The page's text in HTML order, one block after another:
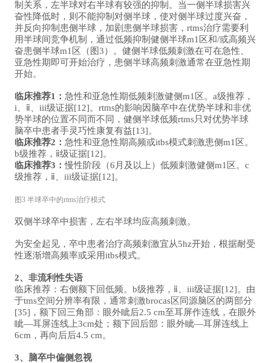
制关系，左半球对右半球有较强的抑制。当一侧半球损害兴
奋性降低时，则不能抑制对侧半球，使对侧半球过度兴奋，
并反向抑制患侧半球，加剧患侧半球损害，rtms治疗需要利
用半球间竞争机制，通过低频抑制健侧半球m1区和/或高频兴
奋患侧半球m1区（图3）。健侧半球低频刺激在可在急性、
亚急性期即可开始治疗，患侧半球高频刺激通常在亚急性期
开始。
临床推荐1： 急性和亚急性期低频刺激健侧m1区。a级推荐，
i、ⅱ、iii级证据[12]。rtms的影响因脑卒中在优势半球和非优
势半球的位置不同而不同，健侧半球低频rtms只对优势半球
脑卒中患者手灵巧性康复有益[13]。
临床推荐2： 急性和亚急性期高频或itbs模式刺激患侧m1区。
b级推荐，ⅱ级证据[12]。
临床推荐3：慢性阶段（6月及以上）低频刺激健侧m1区。c
级推荐，ⅱ、iii级证据[12]。
图3 半球卒中的rtms治疗模式
双侧半球卒中损害，左右半球均应高频刺激。
为安全起见，卒中患者治疗高频刺激宜从5hz开始，根据耐受
性逐渐增高频率或采用itbs模式。
2、非流利性失语
临床推荐：右侧额下回低频。b级推荐，ⅱ、iii级证据[12]。由
于tms空间分辨率有限，通常刺激brocas区同源脑区的两部分
[35]，额下回三角部：眼外眦后2.5 cm至耳屏作连线，在眼外
眦—耳屏连线上3cm处；额下回后部：眼外眦—耳屏连线上
6cm，再向后后4.5 cm。
3、脑卒中偏侧忽视